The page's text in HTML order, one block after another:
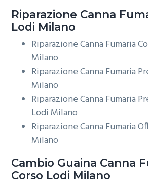
Riparazione Canna
Lodi Milano
Riparazione Canna Fumaria
Milano
Riparazione Canna Fumaria
Milano
Riparazione Canna Fumaria
Lodi Milano
Riparazione Canna Fumaria
Milano
Cambio Guaina Canna
Corso Lodi Milano